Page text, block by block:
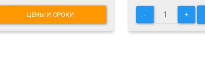
ЦЕНЫ И СРОКИ - +